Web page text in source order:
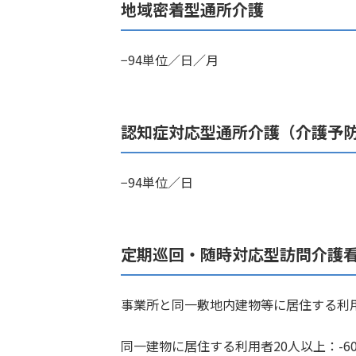
地域密着型通所介護
−94単位／日／月
認知症対応型通所介護（介護予防
−94単位／日
定期巡回・随時対応型訪問介護
事業所と同一敷地内建物等に居住する利
同一建物に居住する利用者20人以上：-